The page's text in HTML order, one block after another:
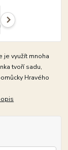
je využít mnoha
tvoří sadu,
Hravého